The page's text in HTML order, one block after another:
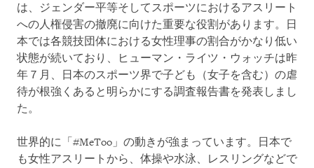
は、ジェンダー平等そしてスポーツにおけるアスリート
への人権侵害の撤廃に向けた重要な役割があります。日
本では各競技団体における女性理事の割合がかなり低い
状態が続いており、ヒューマン・ライツ・ウォッチは昨
年７月、日本のスポーツ界で子ども（女子を含む）の虐
待が根強くあると明らかにする調査報告書を発表しまし
た。
世界的に「#MeToo」の動きが強まっています。日本で
も女性アスリートから、体操や水泳、レスリングなどで